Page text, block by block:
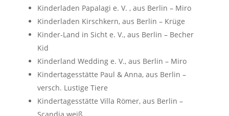
Kinderladen Papalagi e. V. , aus Berlin – Miro
Kinderladen Kirschkern, aus Berlin – Krüge
Kinder-Land in Sicht e. V., aus Berlin – Becher
Kid
Kinderland Wedding e. V., aus Berlin – Miro
Kindertagesstätte Paul & Anna, aus Berlin –
versch. Lustige Tiere
Kindertagesstätte Villa Römer, aus Berlin –